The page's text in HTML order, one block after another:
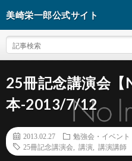
美崎栄一郎公式サイト
25冊記念講演会【
本-2013/7/12
2013.02.27
勉強会・イベント
25冊記念講演会
講演 講演講師